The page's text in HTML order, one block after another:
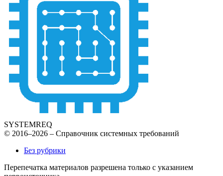
SYSTEMREQ
© 2016–2026 – Справочник системных требований
Без рубрики
Перепечатка материалов разрешена только с указанием